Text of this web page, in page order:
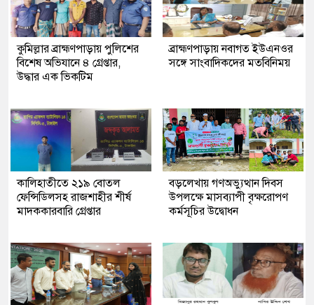
কুমিল্লার ব্রাহ্মণপাড়ায় পুলিশের
বিশেষ অভিযানে ৪ গ্রেপ্তার,
উদ্ধার এক ভিকটিম
ব্রাহ্মণপাড়ায় নবাগত ইউএনওর
সঙ্গে সাংবাদিকদের মতবিনিময়
কালিহাতীতে ২১৯ বোতল
ফেন্সিডিলসহ রাজশাহীর শীর্ষ
মাদককারবারি গ্রেপ্তার
বড়লেখায় গণঅভ্যুত্থান দিবস
উপলক্ষে মাসব্যাপী বৃক্ষরোপণ
কর্মসূচির উদ্বোধন